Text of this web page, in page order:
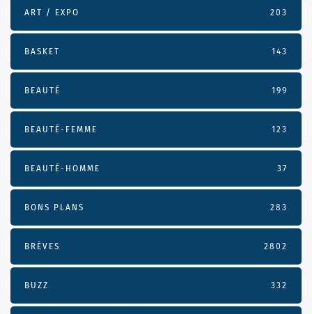
ART / EXPO 203
BASKET 143
BEAUTÉ 199
BEAUTÉ-FEMME 123
BEAUTÉ-HOMME 37
BONS PLANS 283
BRÈVES 2802
BUZZ 332